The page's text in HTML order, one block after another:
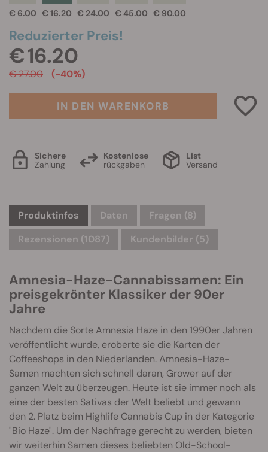
€ 6.00 € 16.20 € 24.00 € 45.00 € 90.00
Reduzierter Preis!
€ 16.20
€ 27.00 (-40%)
IN DEN WARENKORB
Sichere
Zahlung
Kostenlose
rückgaben
List
Versand
Produktinfos Daten Fragen (8)
Rezensionen (1087)
Kundenbilder (5)
Amnesia-Haze-Cannabissamen: Ein
preisgekrönter Klassiker der 90er
Jahre
Nachdem die Sorte Amnesia Haze in den 1990er Jahren
veröffentlicht wurde, eroberte sie die Karten der
Coffeeshops in den Niederlanden. Amnesia-Haze-
Samen machten sich schnell daran, Grower auf der
ganzen Welt zu überzeugen. Heute ist sie immer noch als
eine der besten Sativas der Welt beliebt und gewann
den 2. Platz beim Highlife Cannabis Cup in der Kategorie
"Bio Haze". Um der Nachfrage gerecht zu werden, bieten
wir weiterhin Samen dieses beliebten Old-School-